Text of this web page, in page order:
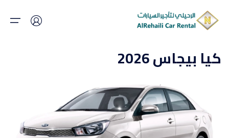
من نحن
المقالات
كيا بيجاس 2026